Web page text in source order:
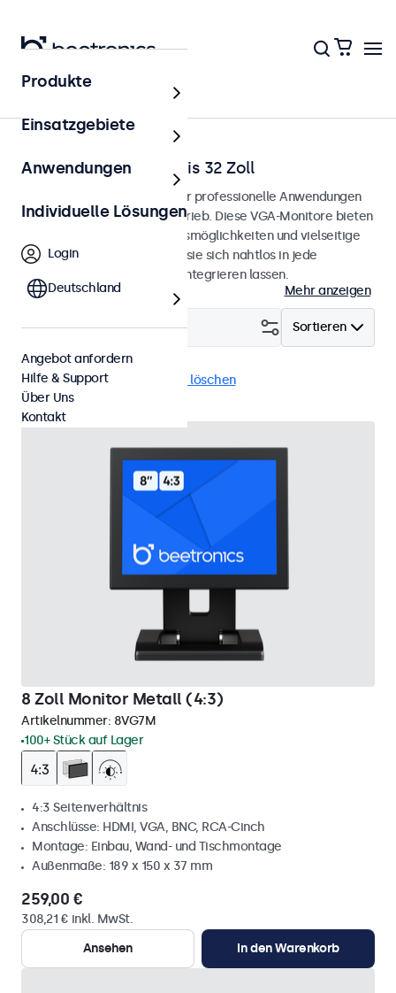
Startseite
VGA-Monitore von 7 bis 32 Zoll
VGA-Monitore, entwickelt für professionelle Anwendungen
und den kontinuierlichen Betrieb. Diese VGA-Monitore bieten
umfangreiche Konfigurationsmöglichkeiten und vielseitige
Montageoptionen, wodurch sie sich nahtlos in jede
Anwendung und Umgebung integrieren lassen.
Mehr anzeigen
Sortieren
Filtern (6)
VGA 4:3 / 5:4 Alle Filter löschen
8 Zoll Monitor Metall (4:3)
Artikelnummer: 8VG7M
100+ Stück auf Lager
4:3 Seitenverhältnis
Anschlüsse: HDMI, VGA, BNC, RCA-Cinch
Montage: Einbau, Wand- und Tischmontage
Außenmaße: 189 x 150 x 37 mm
259,00 €
308,21 € inkl. MwSt.
Ansehen
In den Warenkorb
Produkte
Einsatzgebiete
Anwendungen
Individuelle Lösungen
Login
Deutschland
Angebot anfordern
Hilfe & Support
Über Uns
Kontakt